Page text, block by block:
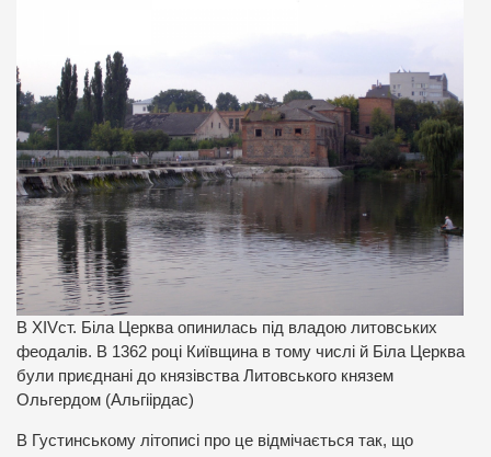
В XIVст. Біла Церква опинилась під владою литовських
феодалів. В 1362 році Київщина в тому числі й Біла Церква
були приєднані до князівства Литовського князем
Ольгердом (Альгіірдас)
В Густинському літописі про це відмічається так, що